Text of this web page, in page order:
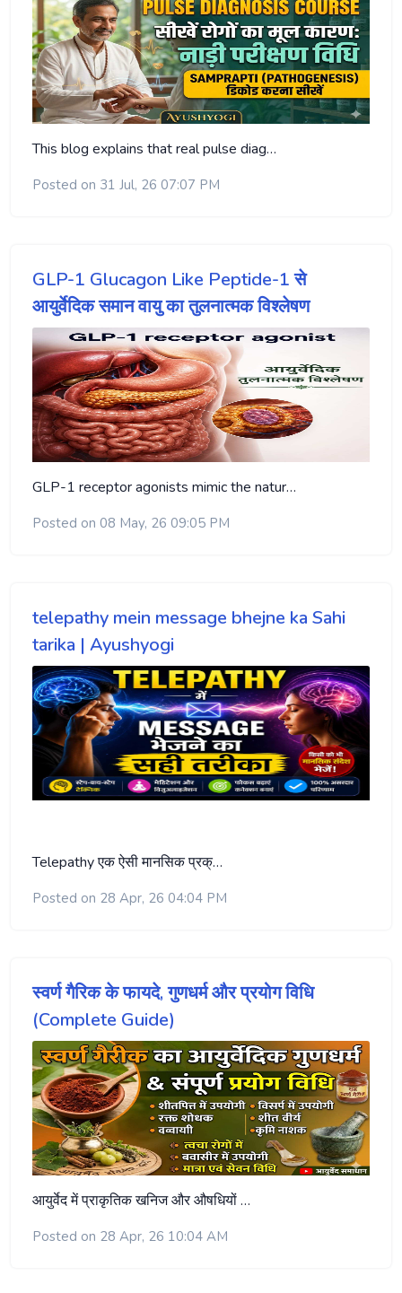
This blog explains that real pulse diag…
Posted on 31 Jul, 26 07:07 PM
GLP-1 Glucagon Like Peptide-1 से
आयुर्वेदिक समान वायु का तुलनात्मक विश्लेषण
GLP-1 receptor agonists mimic the natur…
Posted on 08 May, 26 09:05 PM
telepathy mein message bhejne ka Sahi
tarika | Ayushyogi
Telepathy एक ऐसी मानसिक प्रक्…
Posted on 28 Apr, 26 04:04 PM
स्वर्ण गैरिक के फायदे, गुणधर्म और प्रयोग विधि
(Complete Guide)
आयुर्वेद में प्राकृतिक खनिज और औषधियों …
Posted on 28 Apr, 26 10:04 AM